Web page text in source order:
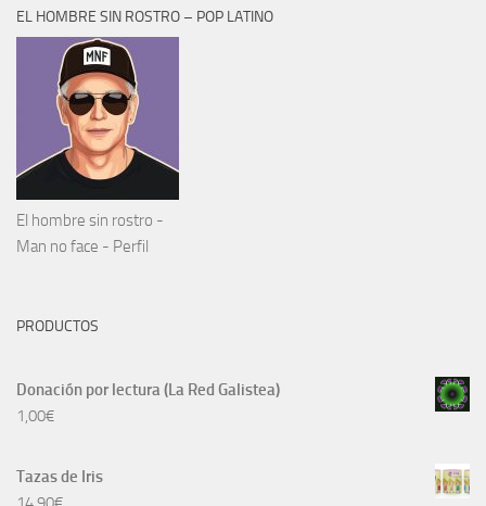
EL HOMBRE SIN ROSTRO – POP LATINO
El hombre sin rostro -
Man no face - Perfil
PRODUCTOS
Donación por lectura (La Red Galistea)
1,00€
Tazas de Iris